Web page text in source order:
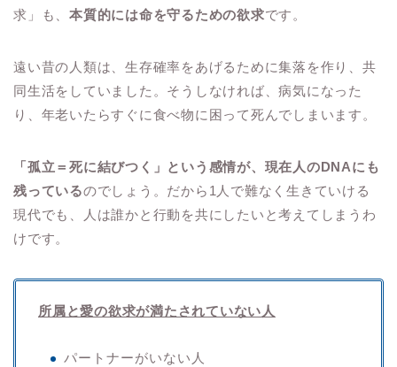
求」も、本質的には命を守るための欲求です。
遠い昔の人類は、生存確率をあげるために集落を作り、共
同生活をしていました。そうしなければ、病気になった
り、年老いたらすぐに食べ物に困って死んでしまいます。
「孤立＝死に結びつく」という感情が、現在人のDNAにも
残っているのでしょう。だから1人で難なく生きていける
現代でも、人は誰かと行動を共にしたいと考えてしまうわ
けです。
所属と愛の欲求が満たされていない人
パートナーがいない人